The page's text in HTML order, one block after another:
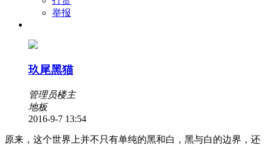
举报
玖尾黑猫
管理员楼主
地板
2016-9-7 13:54
原来，这个世界上并不只有单纯的黑和白，黑与白的边界，还